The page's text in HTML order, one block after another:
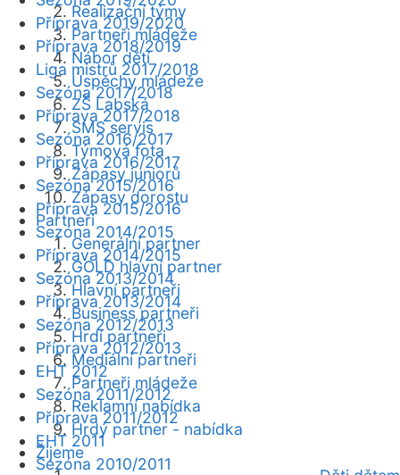
Realizační týmy
Partneři mládeže
Nábor dětí
Úspěchy mládeže
ZŠ Labská
SMS servis
Týmová fota
Zápasy juniorů
Zápasy dorostu
Partneři
Generální partner
GOLD hlavní partner
Hlavní partneři
Business partneři
Hrdí partneři
Mediální partneři
Partneři mládeže
Reklamní nabídka
Hrdý partner - nabídka
Žijeme
Příprava 2019/2020
Příprava 2018/2019
Liga mistrů 2017/2018
Sezóna 2017/2018
Příprava 2017/2018
Sezóna 2016/2017
Příprava 2016/2017
Sezóna 2015/2016
Příprava 2015/2016
Sezóna 2014/2015
Příprava 2014/2015
Sezóna 2013/2014
Příprava 2013/2014
Sezóna 2012/2013
Příprava 2012/2013
EHT 2012
Sezóna 2011/2012
Příprava 2011/2012
EHT 2011
Sezóna 2010/2011